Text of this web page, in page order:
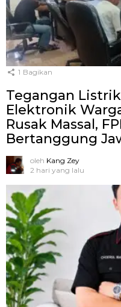
1 Bagikan
Tegangan
Elektronik
Rusak Massal,
Bertanggung
oleh Kang Zey
2 hari yang lalu